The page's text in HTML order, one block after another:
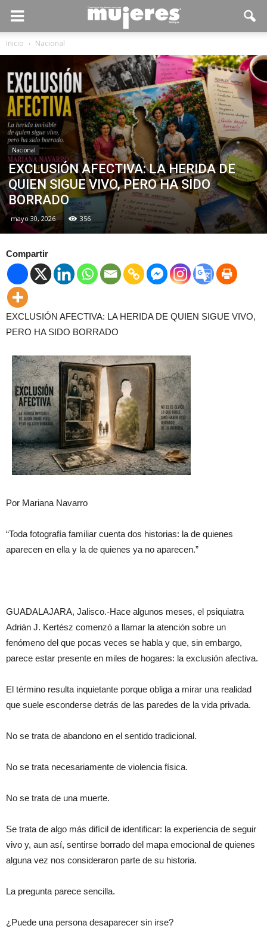
Inicio Nacional
Nacional
EXCLUSIÓN AFECTIVA: LA HERIDA DE
QUIEN SIGUE VIVO, PERO HA SIDO
BORRADO
mayo 30, 2026 356
Compartir
EXCLUSIÓN AFECTIVA: LA HERIDA DE QUIEN SIGUE VIVO,
PERO HA SIDO BORRADO
Por Mariana Navarro
“Toda fotografía familiar cuenta dos historias: la de quienes
aparecen en ella y la de quienes ya no aparecen.”
GUADALAJARA, Jalisco.-Hace algunos meses, el psiquiatra
Adrián J. Kertész comenzó a llamar la atención sobre un
fenómeno del que pocas veces se habla y que, sin embargo,
parece estar presente en miles de hogares: la exclusión afectiva.
El término resulta inquietante porque obliga a mirar una realidad
que suele esconderse detrás de las paredes de la vida privada.
No se trata de abandono en el sentido tradicional.
No se trata necesariamente de violencia física.
No se trata de una muerte.
Se trata de algo más difícil de identificar: la experiencia de seguir
vivo y, aun así, sentirse borrado del mapa emocional de quienes
alguna vez nos consideraron parte de su historia.
La pregunta parece sencilla.
¿Puede una persona desaparecer sin irse?